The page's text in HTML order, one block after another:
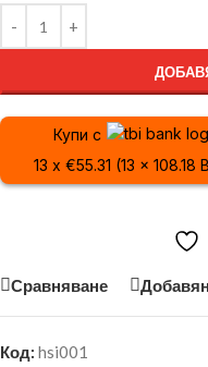
Купи с
13 x €55.31 (13 x 108.18
Сравняване
Код: hsi001